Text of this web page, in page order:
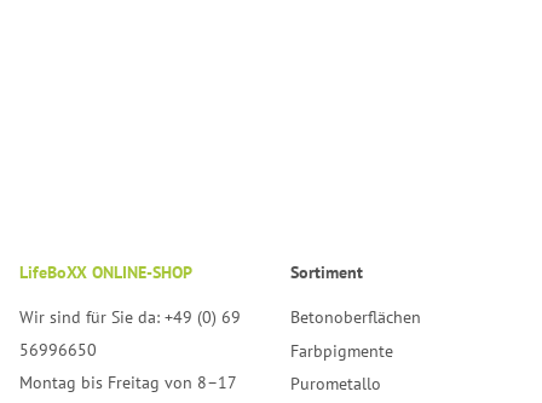
LifeBoXX ONLINE-SHOP
Wir sind für Sie da: +49 (0) 69
56996650
Montag bis Freitag von 8–17
Sortiment
Betonoberflächen
Farbpigmente
Purometallo